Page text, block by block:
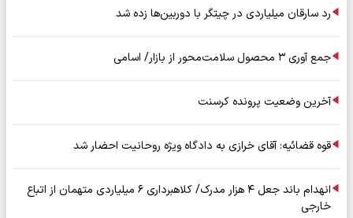
رد سارقان میلیاردی در چیتگر با دوربین‌ها زده شد
جمع آوری ۳ محصول سلامت‌محور از بازار/ اسامی
آخرین وضعیت پرونده کرسنت
قوه قضائیه: آقای خرازی به دادگاه ویژه روحانیت احضار شد
انهدام باند جعل ۴ هزار مدرک/ کلاهبرداری ۶ میلیاردی متهمان از اتباع
خارجی